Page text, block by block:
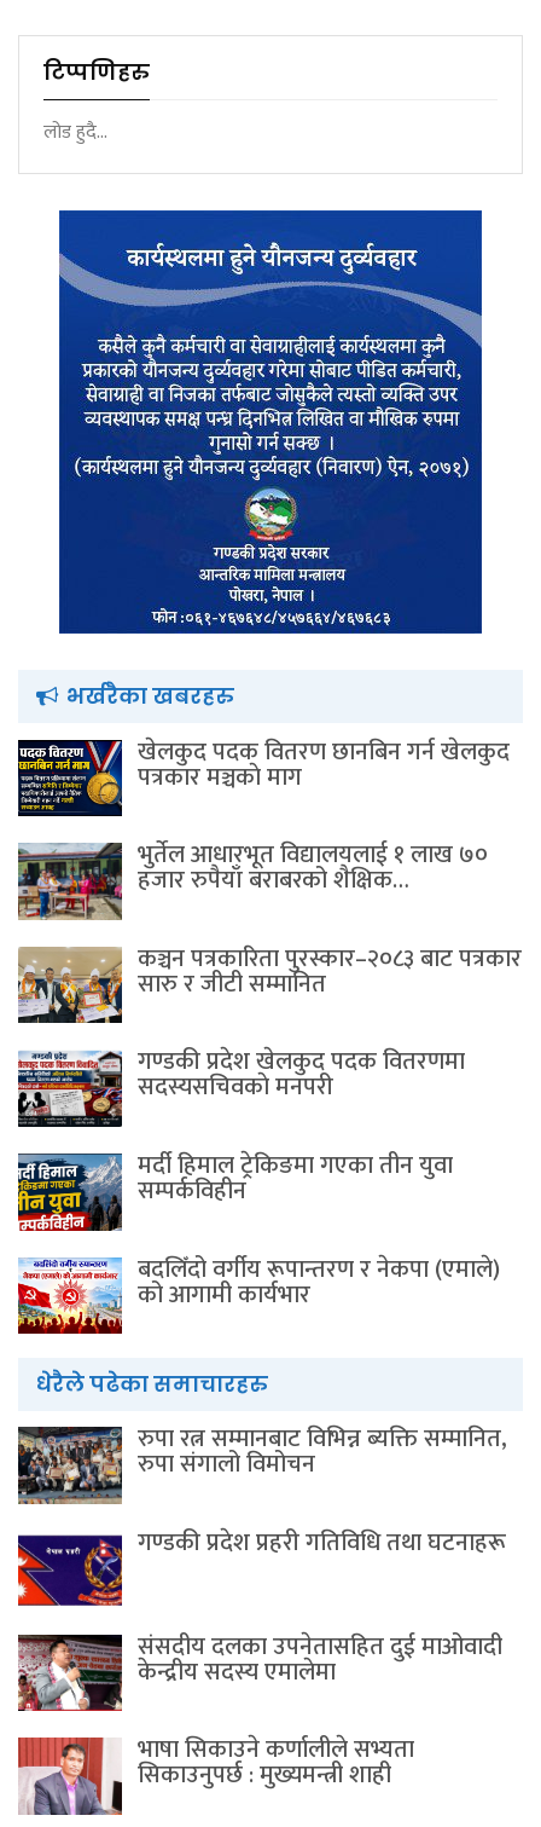
टिप्पणिहरु
लोड हुदै...
भर्खरैका खबरहरु
खेलकुद पदक वितरण छानबिन गर्न खेलकुद
पत्रकार मञ्चकाे माग
भुर्तेल आधारभूत विद्यालयलाई १ लाख ७०
हजार रुपैयाँ बराबरको शैक्षिक…
कञ्चन पत्रकारिता पुरस्कार–२०८३ बाट पत्रकार
सारु र जीटी सम्मानित
गण्डकी प्रदेश खेलकुद पदक वितरणमा
सदस्यसचिवकाे मनपरी
मर्दी हिमाल ट्रेकिङमा गएका तीन युवा
सम्पर्कविहीन
बदलिँदो वर्गीय रूपान्तरण र नेकपा (एमाले)
को आगामी कार्यभार
धेरैले पढेका समाचारहरु
रुपा रत्न सम्मानबाट विभिन्न ब्यक्ति सम्मानित,
रुपा संगालो विमोचन
गण्डकी प्रदेश प्रहरी गतिविधि तथा घटनाहरू
संसदीय दलका उपनेतासहित दुई माओवादी
केन्द्रीय सदस्य एमालेमा
भाषा सिकाउने कर्णालीले सभ्यता
सिकाउनुपर्छ : मुख्यमन्त्री शाही